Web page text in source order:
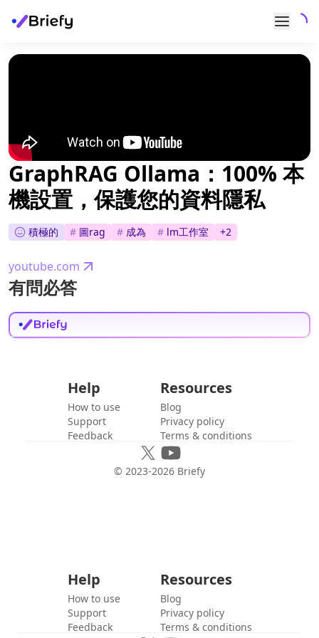
GraphRAG Ollama：100% 本
機設置，保護您的資料隱私
積極的 # 圖rag # 成為 # lm工作室 +2
youtube.com
有問必答
Help
How to use
Support
Feedback
Resources
Blog
Privacy policy
Terms & conditions
© 2023-2026 Briefy
Help
How to use
Support
Feedback
Resources
Blog
Privacy policy
Terms & conditions